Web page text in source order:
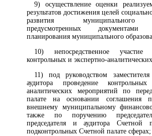
9) осуществление оценки
результатов достижения целей
развития муниципального
предусмотренных документами
планирования муниципального
10) непосредственное
контрольных и экспертно-
11) под руководством
аудитора проведение
аналитических мероприятий по
палате на основании соглашения
внешнему муниципальному
также по поручению
председателя и аудитора
подконтрольных Счетной палате сферах;